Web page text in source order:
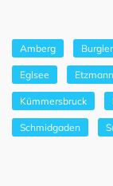
Amberg
Eglsee
Kümmersbruck
Schmidgaden